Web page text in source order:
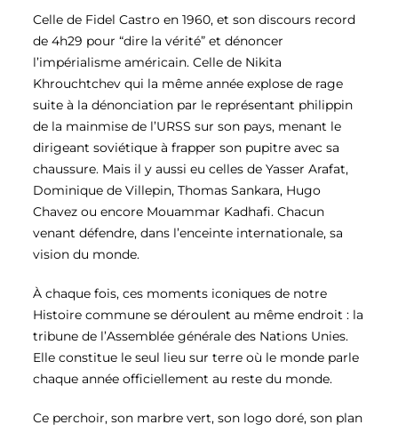
Celle de Fidel Castro en 1960, et son discours record
de 4h29 pour “dire la vérité” et dénoncer
l’impérialisme américain. Celle de Nikita
Khrouchtchev qui la même année explose de rage
suite à la dénonciation par le représentant philippin
de la mainmise de l’URSS sur son pays, menant le
dirigeant soviétique à frapper son pupitre avec sa
chaussure. Mais il y aussi eu celles de Yasser Arafat,
Dominique de Villepin, Thomas Sankara, Hugo
Chavez ou encore Mouammar Kadhafi. Chacun
venant défendre, dans l’enceinte internationale, sa
vision du monde.
À chaque fois, ces moments iconiques de notre
Histoire commune se déroulent au même endroit : la
tribune de l’Assemblée générale des Nations Unies.
Elle constitue le seul lieu sur terre où le monde parle
chaque année officiellement au reste du monde.
Ce perchoir, son marbre vert, son logo doré, son plan